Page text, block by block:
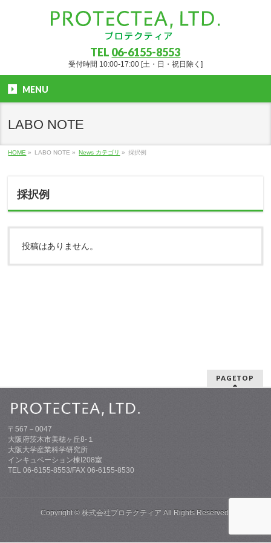
TEL 06-6155-8553
受付時間 10:00-17:00 [土・日・祝日除く]
MENU
LABO NOTE
HOME » LABO NOTE » News カテゴリ » 採択例
採択例
投稿はありません。
PAGETOP
〒567－0047
大阪府茨木市美穂ヶ丘8-１
大阪大学産業科学研究所
インキュベーション棟I208室
TEL 06-6155-8553/FAX 06-6155-8530
Copyright © 株式会社プロテクティア All Rights Reserved.